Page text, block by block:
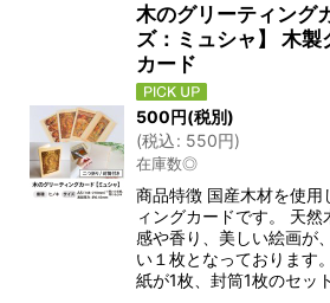
木のグリーティング
ズ：ミュシャ】 木
カード
500円(税別)
(税込: 550円)
在庫数◎
商品特徴 国産木材を使用
ィングカードです。 天
感や香り、美しい絵画が
い１枚となっております
紙が1枚、封筒1枚のセッ